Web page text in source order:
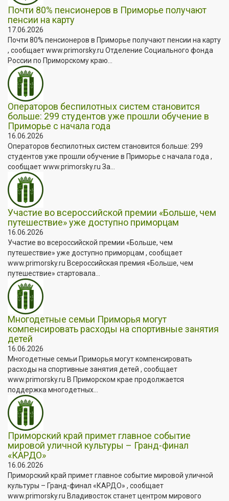
Почти 80% пенсионеров в Приморье получают
пенсии на карту
17.06.2026
Почти 80% пенсионеров в Приморье получают пенсии на карту
, сообщает www.primorsky.ru Отделение Социального фонда
России по Приморскому краю...
Операторов беспилотных систем становится
больше: 299 студентов уже прошли обучение в
Приморье с начала года
16.06.2026
Операторов беспилотных систем становится больше: 299
студентов уже прошли обучение в Приморье с начала года ,
сообщает www.primorsky.ru За...
Участие во всероссийской премии «Больше, чем
путешествие» уже доступно приморцам
16.06.2026
Участие во всероссийской премии «Больше, чем
путешествие» уже доступно приморцам , сообщает
www.primorsky.ru Всероссийская премия «Больше, чем
путешествие» стартовала...
Многодетные семьи Приморья могут
компенсировать расходы на спортивные занятия
детей
16.06.2026
Многодетные семьи Приморья могут компенсировать
расходы на спортивные занятия детей , сообщает
www.primorsky.ru В Приморском крае продолжается
поддержка многодетных...
Приморский край примет главное событие
мировой уличной культуры – Гранд-финал
«КАРДО»
16.06.2026
Приморский край примет главное событие мировой уличной
культуры – Гранд-финал «КАРДО» , сообщает
www.primorsky.ru Владивосток станет центром мирового